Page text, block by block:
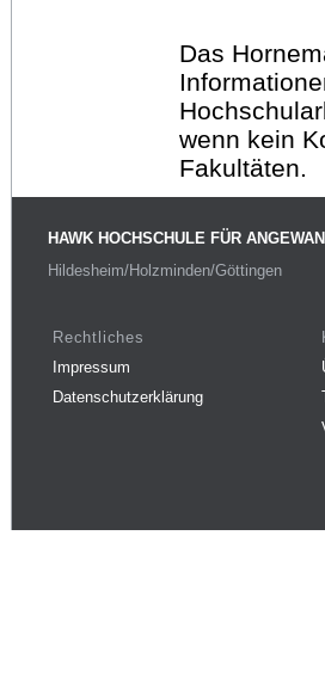
Das
wenn kein
Fakultäten.
HAWK HOCHSCHULE FÜR
Hildesheim/Holzminden/Göttingen
Rechtliches
Impressum
Datenschutzerklärung